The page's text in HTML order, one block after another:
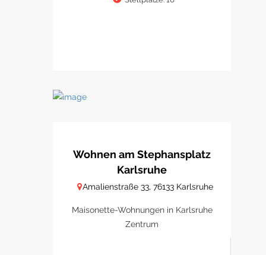
Wohnen am Stephansplatz
Karlsruhe
Amalienstraße 33, 76133 Karlsruhe
Maisonette-Wohnungen in Karlsruhe
Zentrum